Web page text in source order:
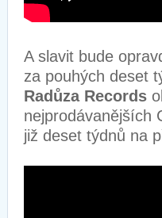
A slavit bude
za pouhých deset
Radůza Records
nejprodávanějších
již deset týdnů na